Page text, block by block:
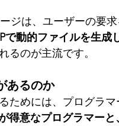
ジは、ユーザーの要
で動的ファイルを生
るのが主流です。
あるのか
ためには、プログラ
得意なプログラマー